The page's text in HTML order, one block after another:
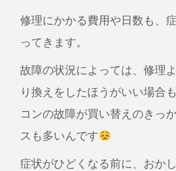
修理にかかる費用や日数も、
ってきます。
故障の状況によっては、修理
り換えをしたほうがいい場合
コンの故障が買い替えのきっ
スも多いんです
症状がひどくなる前に、おか